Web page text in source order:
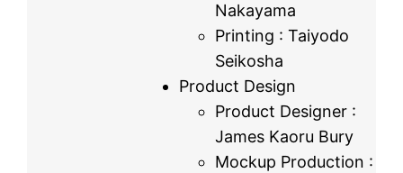
Nakayama
Printing : Taiyodo
Seikosha
Product Design
Product Designer :
James Kaoru Bury
Mockup Production :